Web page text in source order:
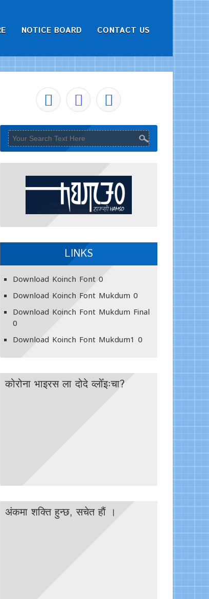
NOTICE BOARD CONTACT US
LINKS
Download Koinch Font0
Download Koinch Font Mukdum 0
Download Koinch Font Mukdum Final
0
Download Koinch Font Mukdum1 0
कोरोना भाइरस ला दोदे व्लोँइःचा?
अंकमा शक्ति हुन्छ, सचेत हाैं ।